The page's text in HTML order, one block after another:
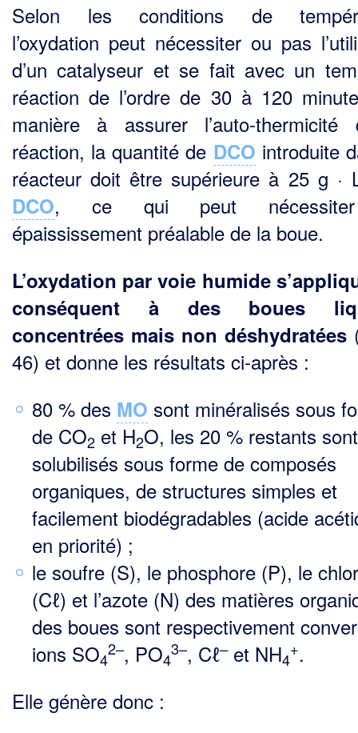
Selon les conditions de
l’oxydation peut nécessiter ou pas
d’un catalyseur et se fait avec un
réaction de l’ordre de 30 à 120
manière à assurer l’auto-
réaction, la quantité de DCO introduite
réacteur doit être supérieure à 25 g ·
DCO, ce qui peut
épaississement préalable de la boue.
L’oxydation par voie humide
conséquent à des boues
concentrées mais non dés­hydratées
46) et donne les résultats ci-après :
80 % des MO sont minéralisés sous
de CO2 et H2O, les 20 % restants sont
solubilisés sous forme de composés
organiques, de structures simples et
facilement biodégradables (acide
en priorité) ;
le soufre (S), le phosphore (P), le
(Cℓ) et l’azote (N) des matières
des boues sont res­pectivement
ions SO4
2–, PO4
3–, Cℓ–et NH4
+.
Elle génère donc :